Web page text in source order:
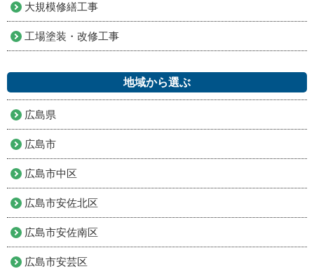
大規模修繕工事
工場塗装・改修工事
地域から選ぶ
広島県
広島市
広島市中区
広島市安佐北区
広島市安佐南区
広島市安芸区